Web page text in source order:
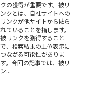
クの獲得が重要です。被リ
ンクとは、自社サイトへの
リンクが他サイトから貼ら
れていることを指します。
被リンクを獲得すること
で、検索結果の上位表示に
つながる可能性がありま
す。今回の記事では、被リ
ン...